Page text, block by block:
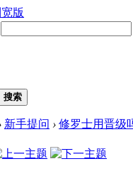
版
搜索
新手提问 › 修罗士用晋级